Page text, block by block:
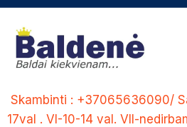
Skip
content
Skambinti : +37065636090/
17val . VI-10-14 val. VII-